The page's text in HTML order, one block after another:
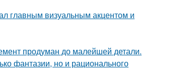
главным визуальным акцентом и
продуман до малейшей детали.
фантазии, но и рационального